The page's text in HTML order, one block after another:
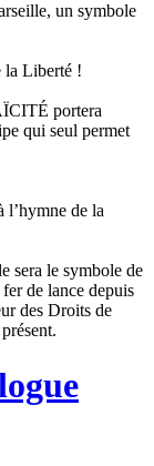
un symbole
la Liberté !
portera
qui seul permet
de la
sera le symbole de
de lance depuis
des Droits de